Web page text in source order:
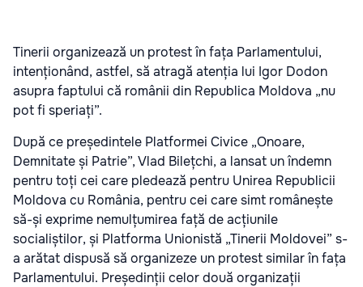
Tinerii organizează un protest în fața Parlamentului,
intenționând, astfel, să atragă atenția lui Igor Dodon
asupra faptului că românii din Republica Moldova „nu
pot fi speriați”.
După ce președintele Platformei Civice „Onoare,
Demnitate și Patrie”, Vlad Bilețchi, a lansat un îndemn
pentru toți cei care pledează pentru Unirea Republicii
Moldova cu România, pentru cei care simt românește
să-și exprime nemulțumirea față de acțiunile
socialiștilor, și Platforma Unionistă „Tinerii Moldovei” s-
a arătat dispusă să organizeze un protest similar în fața
Parlamentului. Președinții celor două organizații